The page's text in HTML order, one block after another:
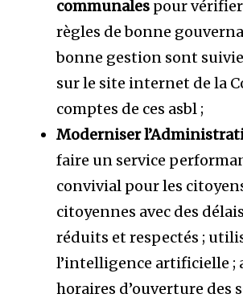
communales pour
règles de bonne
bonne gestion sont
sur le site internet de la
comptes de ces asbl ;
Moderniser
faire un service
convivial pour les
citoyennes avec des
réduits et respectés ;
l’intelligence artificielle ;
horaires d’ouverture des